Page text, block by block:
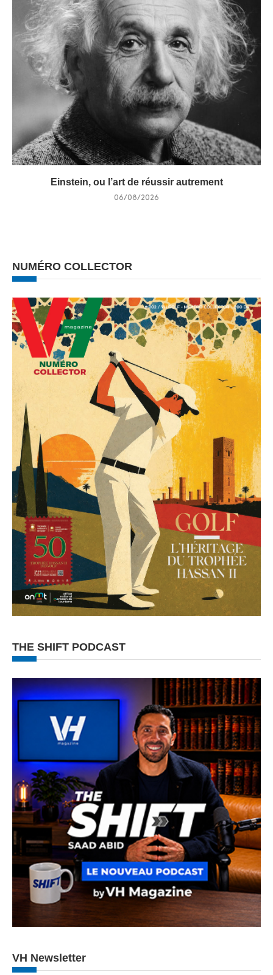
Einstein, ou l’art de réussir autrement
06/08/2026
NUMÉRO COLLECTOR
THE SHIFT PODCAST
VH Newsletter